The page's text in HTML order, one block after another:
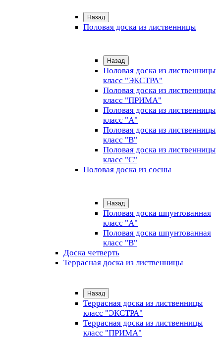
Назад
Половая доска из лиственницы
Назад
Половая доска из лиственницы
класс "ЭКСТРА"
Половая доска из лиственницы
класс "ПРИМА"
Половая доска из лиственницы
класс "А"
Половая доска из лиственницы
класс "B"
Половая доска из лиственницы
класс "C"
Половая доска из сосны
Назад
Половая доска шпунтованная
класс "А"
Половая доска шпунтованная
класс "B"
Доска четверть
Террасная доска из лиственницы
Назад
Террасная доска из лиственницы
класс "ЭКСТРА"
Террасная доска из лиственницы
класс "ПРИМА"